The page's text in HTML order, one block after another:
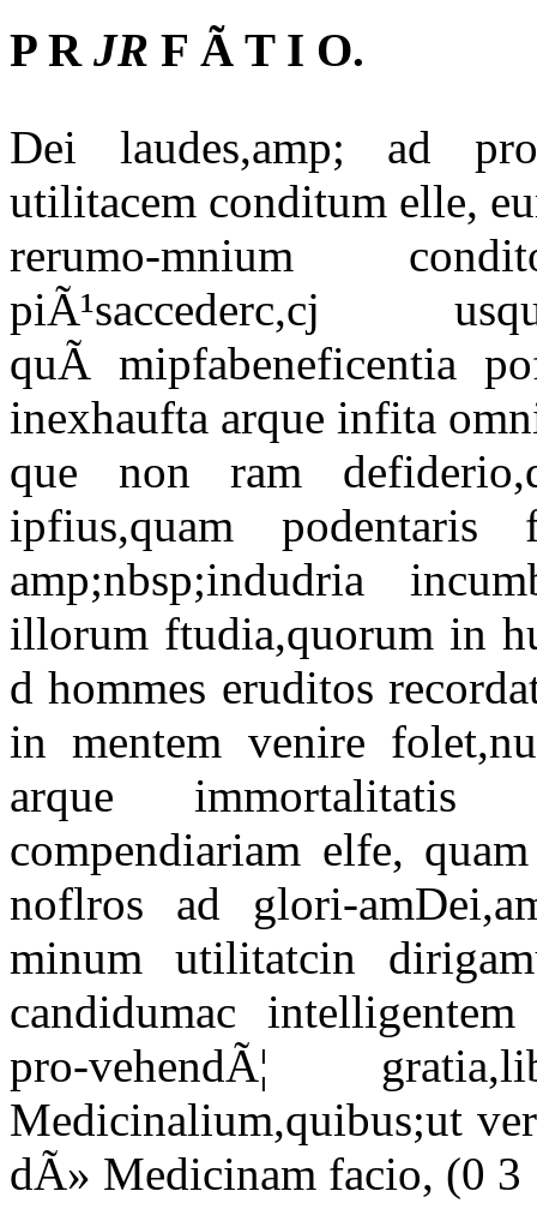
P R JR F Ã T I O.
Dei laudes,amp; ad
utilitacem conditum elle,
rerumo-mnium
piÃ¹saccederc,cj
quÃ mipfabeneficentia
inexhaufta arque infita
que non ram
ipfius,quam
amp;nbsp;indudria
illorum ftudia,quorum in
d hommes eruditos
in mentem venire
arque immortalitatis
compendiariam elfe,
noflros ad glori-
minum utilitatcin
candidumac
pro-vehendÃ¦
Medicinalium,quibus;ut
dÃ» Medicinam facio, (0 3